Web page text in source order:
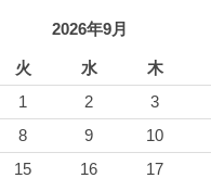
2026年9月
火 水 木
1
2 3
8 9 10
15 16 17